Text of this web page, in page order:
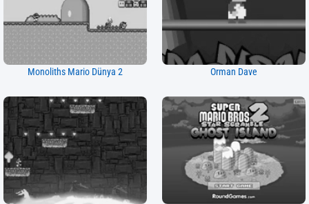
Monoliths Mario Dünya 2 Orman Dave